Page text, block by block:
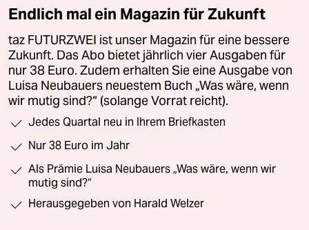
Endlich mal ein Magazin für Zukunft
taz FUTURZWEI ist unser Magazin für eine bessere
Zukunft. Das Abo bietet jährlich vier Ausgaben für
nur 38 Euro. Zudem erhalten Sie eine Ausgabe von
Luisa Neubauers neuestem Buch „Was wäre, wenn
wir mutig sind?“ (solange Vorrat reicht).
Jedes Quartal neu in Ihrem Briefkasten
Nur 38 Euro im Jahr
Als Prämie Luisa Neubauers „Was wäre, wenn wir
mutig sind?“
Herausgegeben von Harald Welzer